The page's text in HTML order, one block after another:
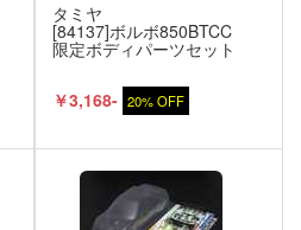
タミヤ
[84137]ボルボ850BTCC
限定ボディパーツセット
￥3,168- 20% OFF